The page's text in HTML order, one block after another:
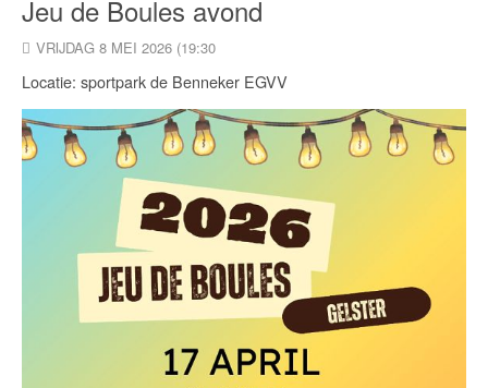
Jeu de Boules avond
VRIJDAG 8 MEI 2026 (19:30
Locatie: sportpark de Benneker EGVV